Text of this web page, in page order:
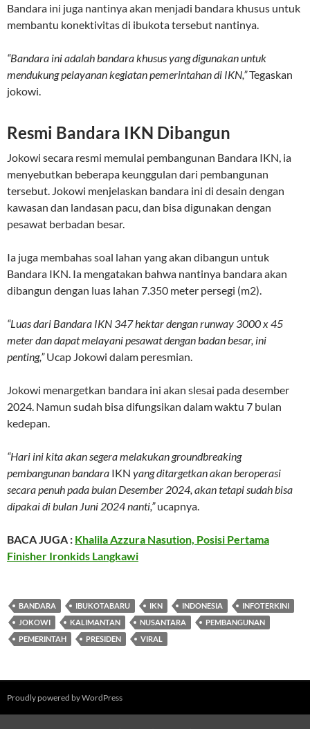
Bandara ini juga nantinya akan menjadi bandara khusus untuk
membantu konektivitas di ibukota tersebut nantinya.
“Bandara ini adalah bandara khusus yang digunakan untuk
mendukung pelayanan kegiatan pemerintahan di IKN,”Tegaskan
jokowi.
Resmi Bandara IKN Dibangun
Jokowi secara resmi memulai pembangunan Bandara IKN, ia
menyebutkan beberapa keunggulan dari pembangunan
tersebut. Jokowi menjelaskan bandara ini di desain dengan
kawasan dan landasan pacu, dan bisa digunakan dengan
pesawat berbadan besar.
Ia juga membahas soal lahan yang akan dibangun untuk
Bandara IKN. Ia mengatakan bahwa nantinya bandara akan
dibangun dengan luas lahan 7.350 meter persegi (m2).
“Luas dari Bandara IKN 347 hektar dengan runway 3000 x 45
meter dan dapat melayani pesawat dengan badan besar, ini
penting,”Ucap Jokowi dalam peresmian.
Jokowi menargetkan bandara ini akan slesai pada desember
2024. Namun sudah bisa difungsikan dalam waktu 7 bulan
kedepan.
“Hari ini kita akan segera melakukan groundbreaking
pembangunan bandara IKN yang ditargetkan akan beroperasi
secara penuh pada bulan Desember 2024, akan tetapi sudah bisa
dipakai di bulan Juni 2024 nanti,”ucapnya.
BACA JUGA : Khalila Azzura Nasution, Posisi Pertama
Finisher Ironkids Langkawi
BANDARA IBUKOTABARU IKN INDONESIA
INFOTERKINI
JOKOWI
KALIMANTAN NUSANTARA
PEMBANGUNAN
PEMERINTAH
PRESIDEN VIRAL
Proudly powered by WordPress